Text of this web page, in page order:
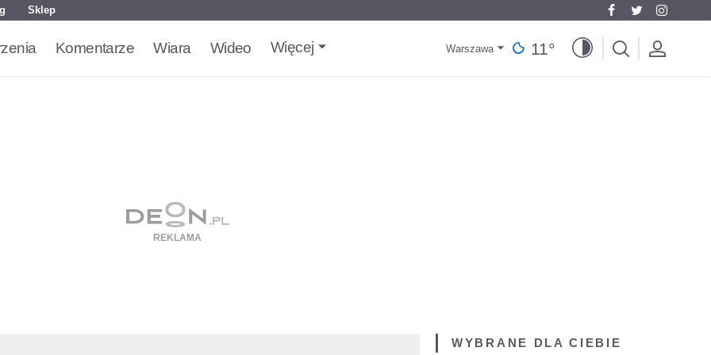
Sklep
Komentarze Wiara Wideo Więcej Warszawa 11 °
WYBRANE DLA CIEBIE